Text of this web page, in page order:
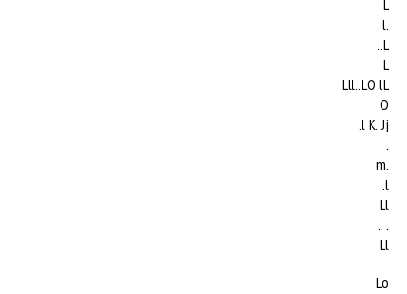
L
L..
L
Lll..LO lL
O
l K. Jj.
l.
Ll
Ll
Lo